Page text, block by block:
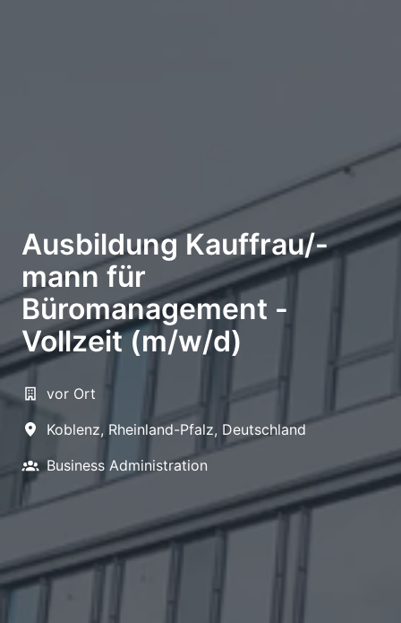
Ausbildung Kauffrau/-
mann für
Büromanagement -
Vollzeit (m/w/d)
vor Ort
Koblenz, Rheinland-Pfalz, Deutschland
Business Administration